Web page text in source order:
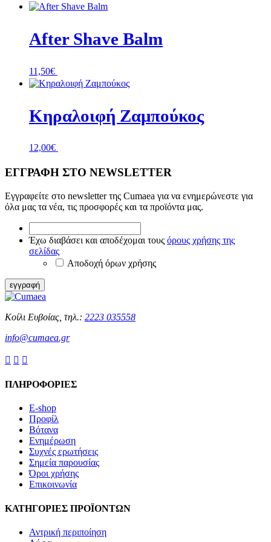
After Shave Balm
11,50€
Κηραλοιφή Ζαμπούκος
12,00€
ΕΓΓΡΑΦΗ ΣΤΟ NEWSLETTER
Εγγραφείτε στο newsletter της Cumaea για να ενημερώνεστε για
όλα μας τα νέα, τις προσφορές και τα προϊόντα μας.
Έχω
διαβάσει
τους
όρους
της
Έχω διαβάσει και αποδέχομαι τους όρους χρήσης της
σελίδας
Αποδοχή όρων χρήσης
εγγραφή
Κοίλι Ευβοίας, τηλ.: 2223 035558
info@cumaea.gr
  
ΠΛΗΡΟΦΟΡΙΕΣ
E-shop
Προφίλ
Βότανα
Ενημέρωση
Συχνές ερωτήσεις
Σημεία παρουσίας
Όροι χρήσης
Επικοινωνία
ΚΑΤΗΓΟΡΙΕΣ ΠΡΟΪΟΝΤΩΝ
Αντρική περιποίηση